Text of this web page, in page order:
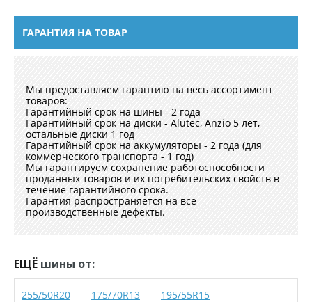
ГАРАНТИЯ НА ТОВАР
Мы предоставляем гарантию на весь ассортимент
товаров:
Гарантийный срок на шины - 2 года
Гарантийный срок на диски - Alutec, Anzio 5 лет,
остальные диски 1 год
Гарантийный срок на аккумуляторы - 2 года (для
коммерческого транспорта - 1 год)
Мы гарантируем сохранение работоспособности
проданных товаров и их потребительских свойств в
течение гарантийного срока.
Гарантия распространяется на все
производственные дефекты.
ЕЩЁ шины от:
255/50R20 175/70R13
195/55R15